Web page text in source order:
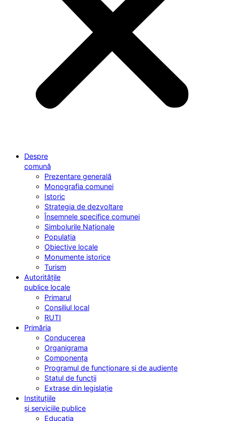
Despre
comună
Prezentare generală
Monografia comunei
Istoric
Strategia de dezvoltare
Însemnele specifice comunei
Simbolurile Naționale
Populația
Obiective locale
Monumente istorice
Turism
Autoritățile
publice locale
Primarul
Consiliul local
RUTI
Primăria
Conducerea
Organigrama
Componența
Programul de funcționare și de audiențe
Statul de funcții
Extrase din legislație
Instituțiile
și serviciile publice
Educația